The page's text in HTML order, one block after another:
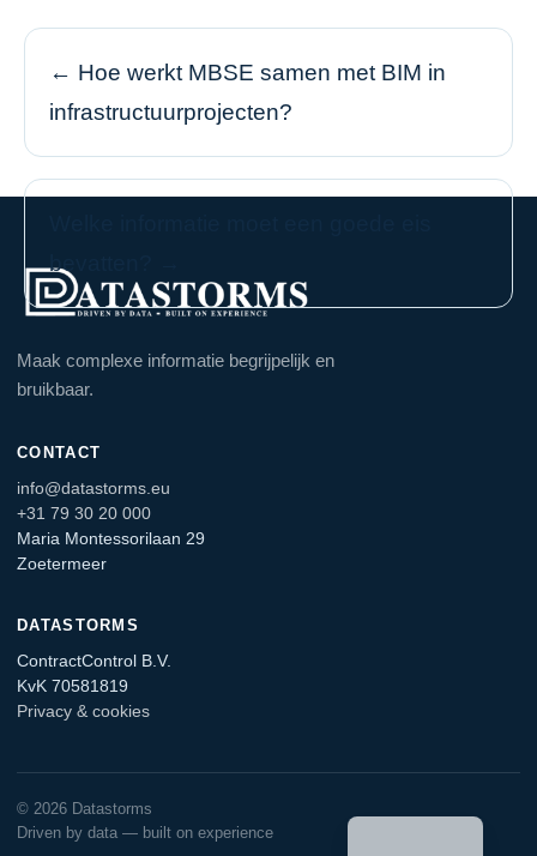
← Hoe werkt MBSE samen met BIM in
infrastructuurprojecten?
bevatten? →
Maak complexe informatie begrijpelijk en
bruikbaar.
CONTACT
info@datastorms.eu
+31 79 30 20 000
Maria Montessorilaan 29
Zoetermeer
DATASTORMS
ContractControl B.V.
KvK 70581819
Privacy & cookies
© 2026 Datastorms
Driven by data — built on experience